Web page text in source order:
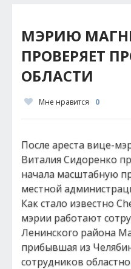
МЭРИЮ
ПРОВЕРЯЕТ
ОБЛАСТИ
Мне нравится 0
После ареста вице-
Виталия Сидоренко
начала масштабную
местной
Как стало известно
мэрии работают
Ленинского района
прибывшая из
сотрудников